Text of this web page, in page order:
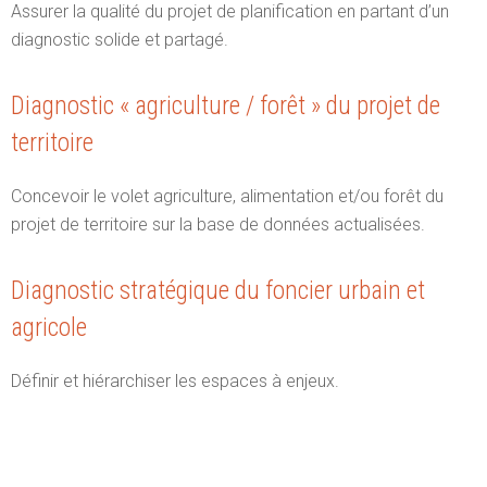
Assurer la qualité du projet de planification en partant d’un
diagnostic solide et partagé.
Diagnostic « agriculture / forêt » du projet de
territoire
Concevoir le volet agriculture, alimentation et/ou forêt du
projet de territoire sur la base de données actualisées.
Diagnostic stratégique du foncier urbain et
agricole
Définir et hiérarchiser les espaces à enjeux.